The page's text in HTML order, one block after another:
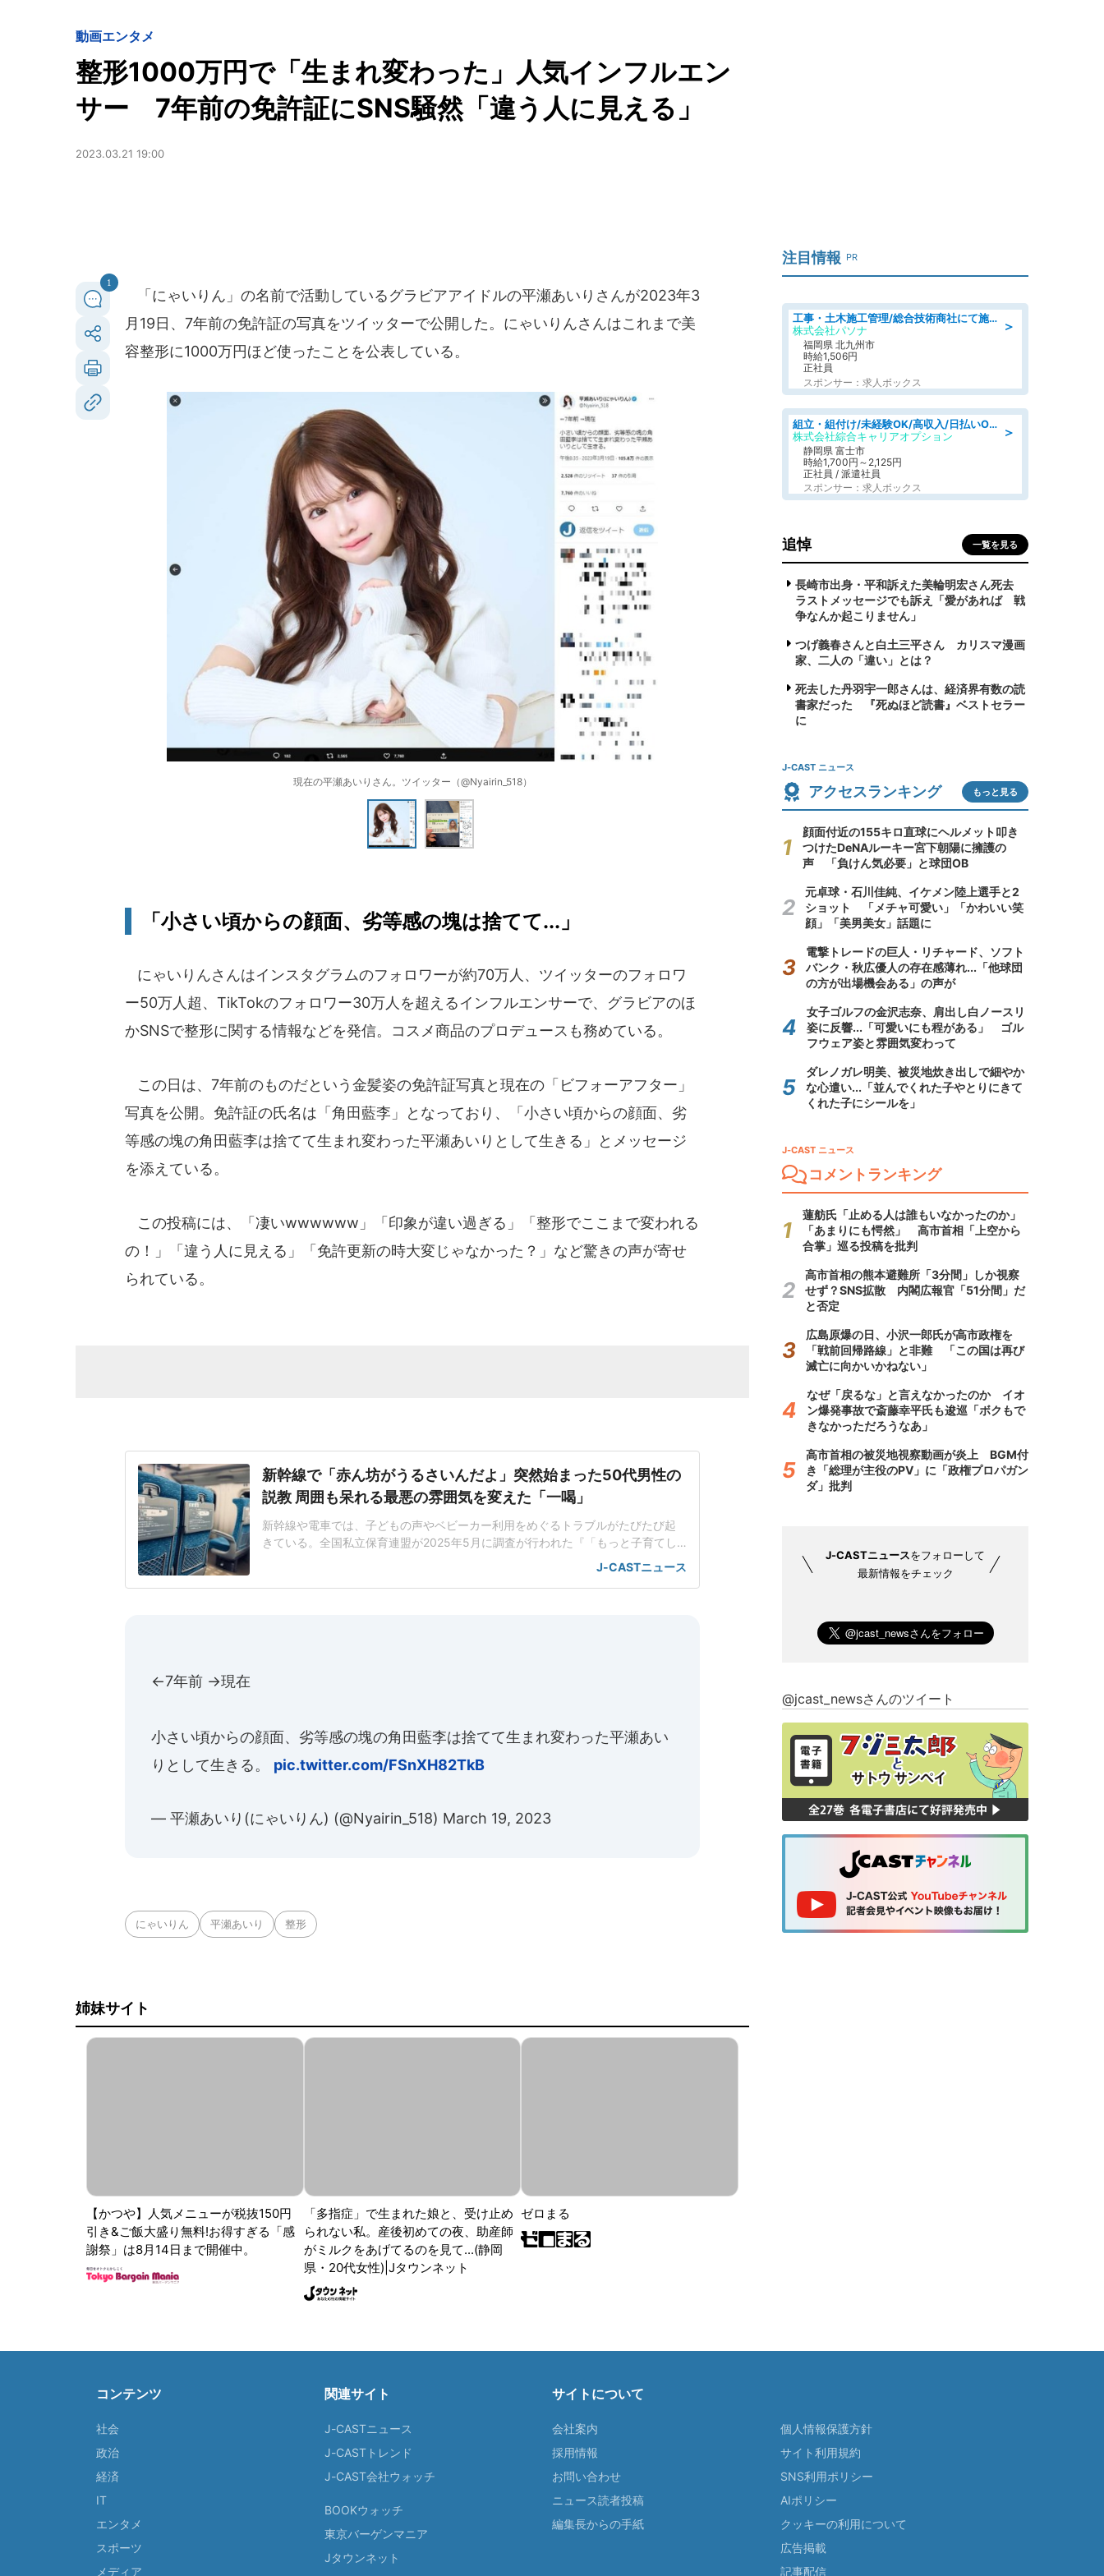
動画エンタメ
整形1000万円で「生まれ変わった」人気インフルエン
サー 7年前の免許証にSNS騒然「違う人に見える」
2023.03.21 19:00
1
「にゃいりん」の名前で活動しているグラビアアイドルの平瀬あいりさんが2023年3
月19日、7年前の免許証の写真をツイッターで公開した。にゃいりんさんはこれまで美
容整形に1000万円ほど使ったことを公表している。
現在の平瀬あいりさん。ツイッター（@Nyairin_518）
「小さい頃からの顔面、劣等感の塊は捨てて...」
にゃいりんさんはインスタグラムのフォロワーが約70万人、ツイッターのフォロワ
ー50万人超、TikTokのフォロワー30万人を超えるインフルエンサーで、グラビアのほ
かSNSで整形に関する情報などを発信。コスメ商品のプロデュースも務めている。
この日は、7年前のものだという金髪姿の免許証写真と現在の「ビフォーアフター」
写真を公開。免許証の氏名は「角田藍李」となっており、「小さい頃からの顔面、劣
等感の塊の角田藍李は捨てて生まれ変わった平瀬あいりとして生きる」とメッセージ
を添えている。
この投稿には、「凄いwwwwww」「印象が違い過ぎる」「整形でここまで変われる
の！」「違う人に見える」「免許更新の時大変じゃなかった？」など驚きの声が寄せ
られている。
新幹線で「赤ん坊がうるさいんだよ」突然始まった50代男性の
説教 周囲も呆れる最悪の雰囲気を変えた「一喝」
新幹線や電車では、子どもの声やベビーカー利用をめぐるトラブルがたびたび起
きている。全国私立保育連盟が2025年5月に調査が行われた『「もっと子育てし
やすい社会へ」アンケート2025』の結果には、「外食、電車、公共の場での子ど
もの泣き声・騒ぎへの冷たい視線や苦情に心が疲弊」「電車の座席やエレベータ
J-CASTニュース
←7年前 →現在
小さい頃からの顔面、劣等感の塊の角田藍李は捨てて生まれ変わった平瀬あい
りとして生きる。 pic.twitter.com/FSnXH82TkB
— 平瀬あいり(にゃいりん) (@Nyairin_518) March 19, 2023
にゃいりん 平瀬あいり 整形
姉妹サイト
【かつや】人気メニューが税抜150円
「多指症」で生まれた娘と、受け止め
られない私。産後初めての夜、助産師
がミルクをあげてるのを見て...(静岡
県・20代女性)|Jタウンネット
ゼロまる
注目情報 PR
＞
工事・土木施工管理/総合技術商社にて施工管理のお仕事/即日勤務可/車通勤可/工事・土木施工管理/生産・品質管理
株式会社パソナ
福岡県 北九州市
時給1,506円
正社員
スポンサー：求人ボックス
＞
組立・組付け/未経験OK/高収入/日払いOK/寮費無料/交替制
株式会社綜合キャリアオプション
静岡県 富士市
時給1,700円～2,125円
正社員 / 派遣社員
スポンサー：求人ボックス
追悼 一覧を見る
長崎市出身・平和訴えた美輪明宏さん死去
ラストメッセージでも訴え「愛があれば 戦
争なんか起こりません」
つげ義春さんと白土三平さん カリスマ漫画
家、二人の「違い」とは？
死去した丹羽宇一郎さんは、経済界有数の読
書家だった 『死ぬほど読書』ベストセラー
に
J-CAST ニュース
アクセスランキング もっと見る
顔面付近の155キロ直球にヘルメット叩き
つけたDeNAルーキー宮下朝陽に擁護の
声 「負けん気必要」と球団OB
元卓球・石川佳純、イケメン陸上選手と2
ショット 「メチャ可愛い」「かわいい笑
顔」「美男美女」話題に
電撃トレードの巨人・リチャード、ソフト
バンク・秋広優人の存在感薄れ...「他球団
の方が出場機会ある」の声が
女子ゴルフの金沢志奈、肩出し白ノースリ
姿に反響...「可愛いにも程がある」 ゴル
フウェア姿と雰囲気変わって
ダレノガレ明美、被災地炊き出しで細やか
な心遣い...「並んでくれた子やとりにきて
くれた子にシールを」
J-CAST ニュース
コメントランキング
蓮舫氏「止める人は誰もいなかったのか」
「あまりにも愕然」 高市首相「上空から
合掌」巡る投稿を批判
高市首相の熊本避難所「3分間」しか視察
せず？SNS拡散 内閣広報官「51分間」だ
と否定
広島原爆の日、小沢一郎氏が高市政権を
「戦前回帰路線」と非難 「この国は再び
滅亡に向かいかねない」
なぜ「戻るな」と言えなかったのか イオ
ン爆発事故で斎藤幸平氏も逡巡「ボクもで
きなかっただろうなあ」
高市首相の被災地視察動画が炎上 BGM付
き「総理が主役のPV」に「政権プロパガン
ダ」批判
J-CASTニュースをフォローして
最新情報をチェック
@jcast_newsさんのツイート
コンテンツ
社会
政治
関連サイト
J-CASTニュース
J-CAST会社ウォッチ
BOOKウォッチ
サイトについて
会社案内
お問い合わせ
個人情報保護方針
サイト利用規約
SNS利用ポリシー
AIポリシー
クッキーの利用について